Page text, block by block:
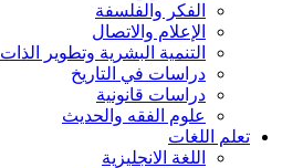
الفكر والفلسفة
الإعلام والاتصال
التنمية البشرية وتطوير الذات
دراسات في التاريخ
دراسات قانونية
علوم الفقه والحديث
تعلم اللغات
اللغة الانجليزية